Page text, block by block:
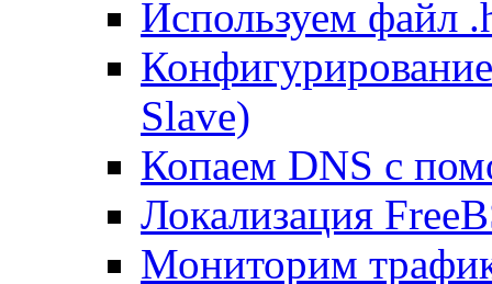
Используем файл
Slave)
Копаем DNS с
Локализация
Мониторим